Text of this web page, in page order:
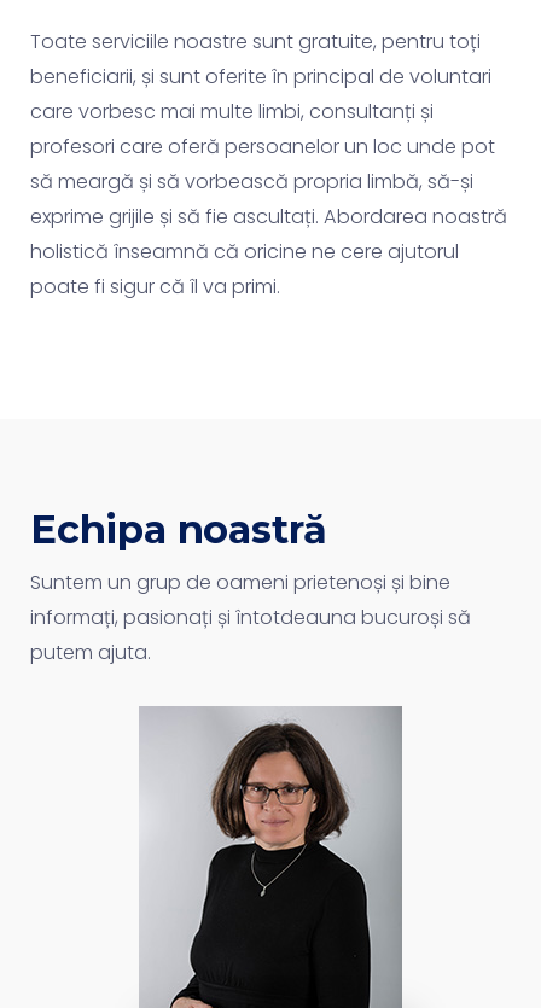
Toate serviciile noastre sunt gratuite, pentru toți
beneficiarii, și sunt oferite în principal de voluntari
care vorbesc mai multe limbi, consultanți și
profesori care oferă persoanelor un loc unde pot
să meargă și să vorbească propria limbă, să-și
exprime grijile și să fie ascultați. Abordarea noastră
holistică înseamnă că oricine ne cere ajutorul
poate fi sigur că îl va primi.
Echipa noastră
Suntem un grup de oameni prietenoși și bine
informați, pasionați și întotdeauna bucuroși să
putem ajuta.